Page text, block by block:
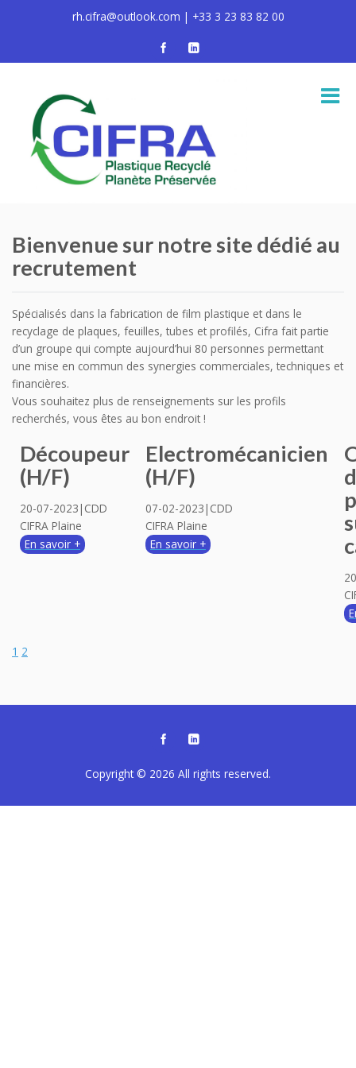
rh.cifra@outlook.com | +33 3 23 83 82 00
Bienvenue sur notre site dédié au
recrutement
Spécialisés dans la fabrication de film plastique et dans le
recyclage de plaques, feuilles, tubes et profilés, Cifra fait partie
d’un groupe qui compte aujourd’hui 80 personnes permettant
une mise en commun des synergies commerciales, techniques et
financières.
Vous souhaitez plus de renseignements sur les profils
recherchés, vous êtes au bon endroit !
Découpeur
(H/F)
20-07-2023|CDD
CIFRA Plaine
En savoir +
Electromécanicien
(H/F)
07-02-2023|CDD
CIFRA Plaine
En savoir +
1 2
Copyright © 2026 All rights reserved.